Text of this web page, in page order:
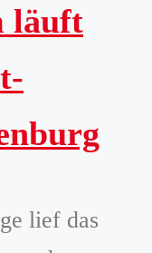
läuft
lief das